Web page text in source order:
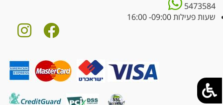
5473584
שעות פעילות 09:00- 16:00